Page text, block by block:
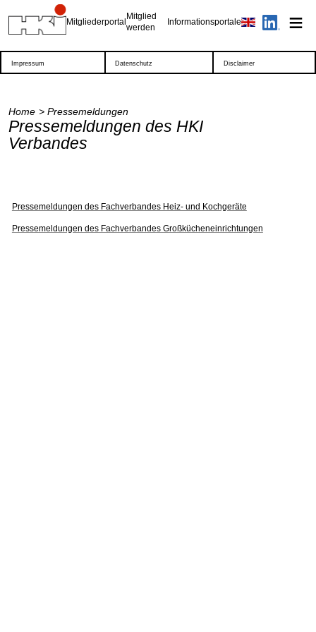
Mitgliederportal
Mitglied
werden
Informationsportale
Impressum Datenschutz Disclaimer
Home Pressemeldungen
Pressemeldungen des HKI
Verbandes
Pressemeldungen des Fachverbandes Heiz- und Kochgeräte
Pressemeldungen des Fachverbandes Großkücheneinrichtungen